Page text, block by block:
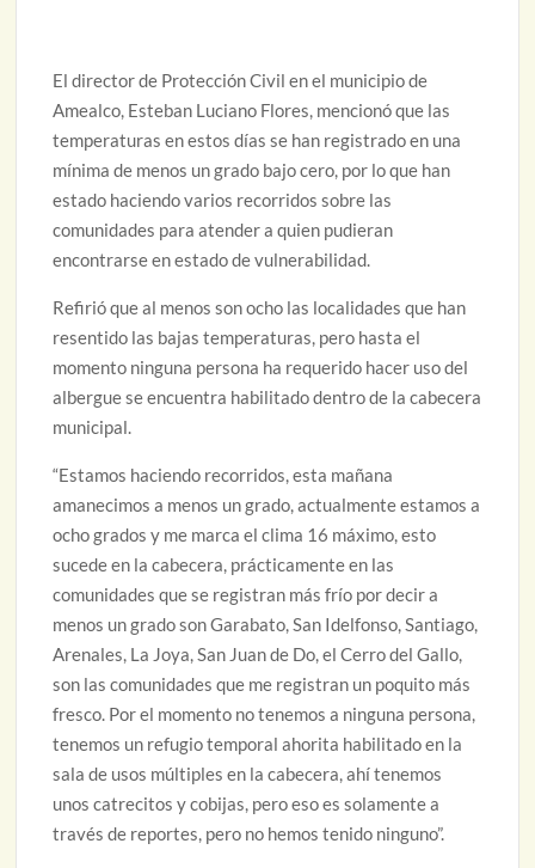
El director de Protección Civil en el municipio de
Amealco, Esteban Luciano Flores, mencionó que las
temperaturas en estos días se han registrado en una
mínima de menos un grado bajo cero, por lo que han
estado haciendo varios recorridos sobre las
comunidades para atender a quien pudieran
encontrarse en estado de vulnerabilidad.
Refirió que al menos son ocho las localidades que han
resentido las bajas temperaturas, pero hasta el
momento ninguna persona ha requerido hacer uso del
albergue se encuentra habilitado dentro de la cabecera
municipal.
“Estamos haciendo recorridos, esta mañana
amanecimos a menos un grado, actualmente estamos a
ocho grados y me marca el clima 16 máximo, esto
sucede en la cabecera, prácticamente en las
comunidades que se registran más frío por decir a
menos un grado son Garabato, San Idelfonso, Santiago,
Arenales, La Joya, San Juan de Do, el Cerro del Gallo,
son las comunidades que me registran un poquito más
fresco. Por el momento no tenemos a ninguna persona,
tenemos un refugio temporal ahorita habilitado en la
sala de usos múltiples en la cabecera, ahí tenemos
unos catrecitos y cobijas, pero eso es solamente a
través de reportes, pero no hemos tenido ninguno”.